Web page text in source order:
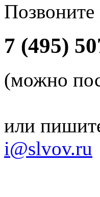
7 (495)
(можно
или
i@slvov.ru